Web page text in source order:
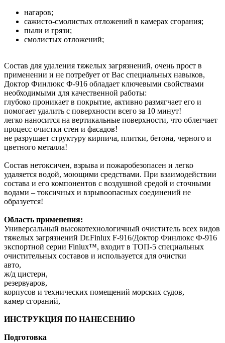
нагаров;
сажисто-смолистых отложений в камерах сгорания;
пыли и грязи;
смолистых отложений;
Состав для удаления тяжелых загрязнений, очень прост в
применении и не потребует от Вас специальных навыков,
Доктор Финлюкс Ф-916 обладает ключевыми свойствами
необходимыми для качественной работы:
глубоко проникает в покрытие, активно размягчает его и
помогает удалить с поверхности всего за 10 минут!
легко наносится на вертикальные поверхности, что облегчает
процесс очистки стен и фасадов!
не разрушает структуру кирпича, плитки, бетона, черного и
цветного металла!
Состав нетоксичен, взрыва и пожаробезопасен и легко
удаляется водой, моющими средствами. При взаимодействии
состава и его компонентов с воздушной средой и сточными
водами – токсичных и взрывоопасных соединений не
образуется!
Область применения:
Универсальный высокотехнологичный очиститель всех видов
тяжелых загрязнений Dr.Finlux F-916/Доктор Финлюкс Ф-916
экспортной серии Finlux™, входит в ТОП-5 специальных
очистительных составов и используется для очистки
авто,
ж/д цистерн,
резервуаров,
корпусов и технических помещений морских судов,
камер сгораний,
ИНСТРУКЦИЯ ПО НАНЕСЕНИЮ
Подготовка